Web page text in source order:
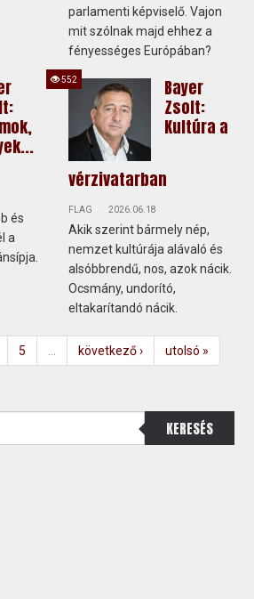
parlamenti képviselő. Vajon
mit szólnak majd ehhez a
fényességes Európában?
és
a
Bayer
Zsolt:
Kultúra a
vérzivatarban
FLAG 2026.06.18
Akik szerint bármely nép,
nemzet kultúrája alávaló és
alsóbbrendű, nos, azok nácik.
Ocsmány, undorító,
eltakarítandó nácik.
552
5 következő › utolsó »
KERESÉS